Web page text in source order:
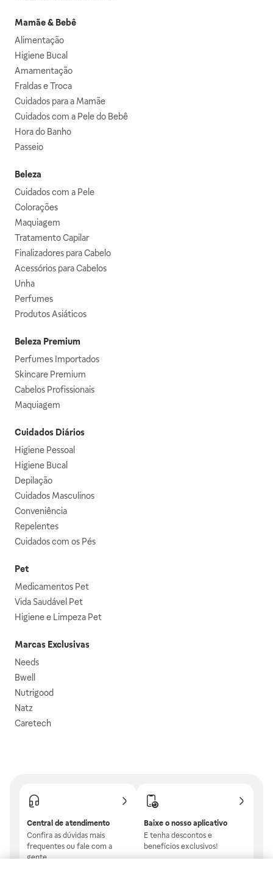
Mamãe & Bebê
Alimentação
Higiene Bucal
Amamentação
Fraldas e Troca
Cuidados para a Mamãe
Cuidados com a Pele do Bebê
Hora do Banho
Passeio
Beleza
Cuidados com a Pele
Colorações
Maquiagem
Tratamento Capilar
Finalizadores para Cabelo
Acessórios para Cabelos
Unha
Perfumes
Produtos Asiáticos
Beleza Premium
Perfumes Importados
Skincare Premium
Cabelos Profissionais
Maquiagem
Cuidados Diários
Higiene Pessoal
Higiene Bucal
Depilação
Cuidados Masculinos
Conveniência
Repelentes
Cuidados com os Pés
Pet
Medicamentos Pet
Vida Saudável Pet
Higiene e Limpeza Pet
Marcas Exclusivas
Needs
Bwell
Nutrigood
Natz
Caretech
Central de atendimento
Confira as dúvidas mais
frequentes ou fale com a
gente.
Baixe o nosso aplicativo
E tenha descontos e
benefícios exclusivos!